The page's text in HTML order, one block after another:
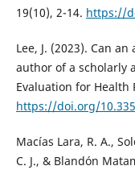
19(10), 2-14. https://
Lee, J. (2023). Can
author of a scholarly
Evaluation for Health
https://doi.org/
Macías Lara, R. A.,
C. J., & Blandón